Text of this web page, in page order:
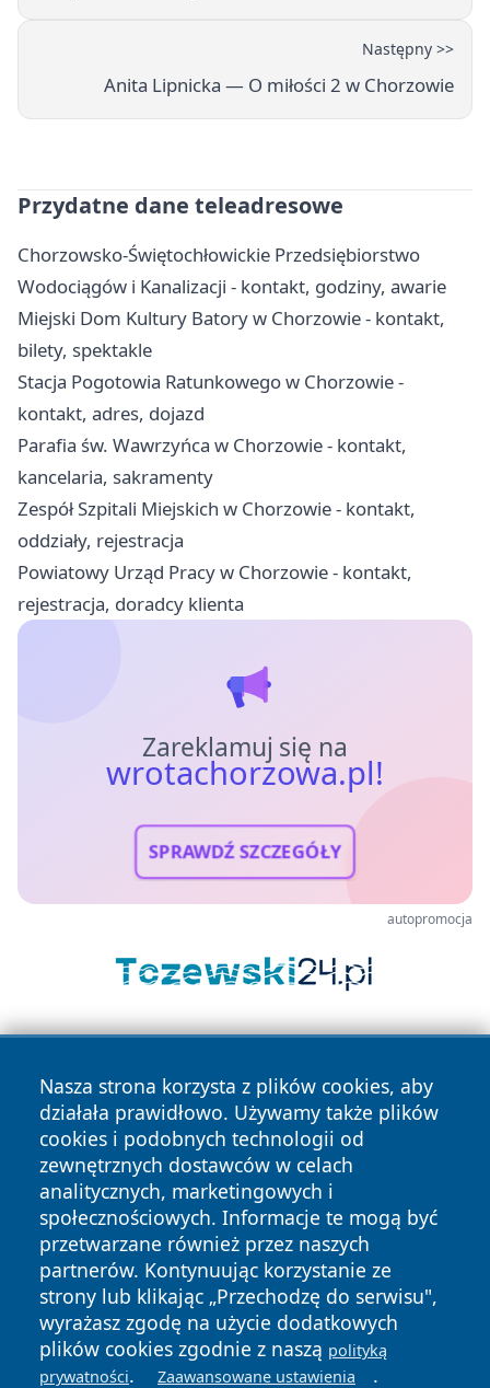
Następny >>
Anita Lipnicka — O miłości 2 w Chorzowie
Przydatne dane teleadresowe
Chorzowsko-Świętochłowickie Przedsiębiorstwo
Wodociągów i Kanalizacji - kontakt, godziny, awarie
Miejski Dom Kultury Batory w Chorzowie - kontakt,
bilety, spektakle
Stacja Pogotowia Ratunkowego w Chorzowie -
kontakt, adres, dojazd
Parafia św. Wawrzyńca w Chorzowie - kontakt,
kancelaria, sakramenty
Zespół Szpitali Miejskich w Chorzowie - kontakt,
oddziały, rejestracja
Powiatowy Urząd Pracy w Chorzowie - kontakt,
rejestracja, doradcy klienta
Zareklamuj się na
wrotachorzowa.pl!
SPRAWDŹ SZCZEGÓŁY
autopromocja
Nasza strona korzysta z plików cookies, aby
działała prawidłowo. Używamy także plików
cookies i podobnych technologii od
zewnętrznych dostawców w celach
analitycznych, marketingowych i
społecznościowych. Informacje te mogą być
przetwarzane również przez naszych
partnerów. Kontynuując korzystanie ze
strony lub klikając „Przechodzę do serwisu",
wyrażasz zgodę na użycie dodatkowych
plików cookies zgodnie z naszą polityką
prywatności. Zaawansowane ustawienia .
Copyright © 2026 wrotachorzowa.pl Wszystkie prawa
zastrzeżone.
News Autorzy
Polityka
Prywatności
Polityka
Cookies